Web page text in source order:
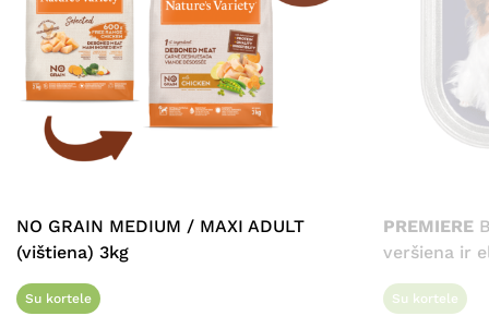
NO GRAIN MEDIUM / MAXI ADULT
(vištiena) 3kg
Su kortele
PREMIERE
veršiena ir
Su kortele